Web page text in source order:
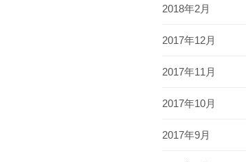
2018年2月
2017年12月
2017年11月
2017年10月
2017年9月